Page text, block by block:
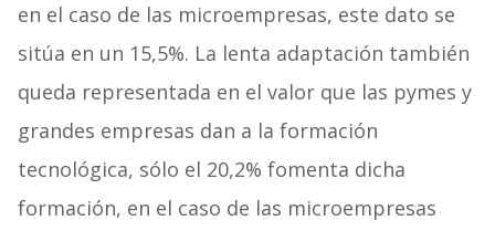
en el caso de las microempresas, este dato se
sitúa en un 15,5%. La lenta adaptación también
queda representada en el valor que las pymes y
grandes empresas dan a la formación
tecnológica, sólo el 20,2% fomenta dicha
formación, en el caso de las microempresas